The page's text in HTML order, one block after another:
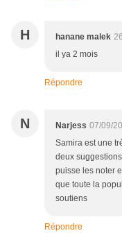
H hanane malek
il ya 2 mois
Répondre
N Narjess 07/09/
Samira est une
deux
puisse les noter
que toute la
soutiens
Répondre